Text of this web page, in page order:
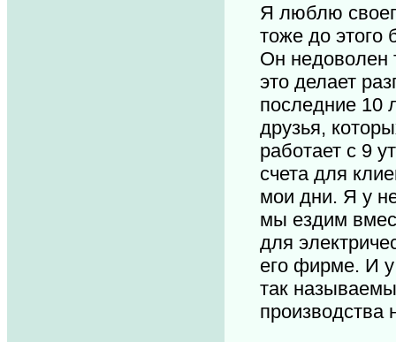
Я люблю
тоже до этого
Он недоволен
это делает
последние 10
друзья,
работает с 9
счета для
мои дни. Я у
мы ездим
для
его фирме. И у
так
производства